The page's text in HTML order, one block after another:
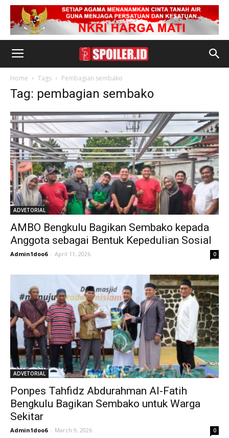
Home Tags Pembagian sembako
Tag: pembagian sembako
ADVETORIAL
AMBO Bengkulu Bagikan Sembako kepada
Anggota sebagai Bentuk Kepedulian Sosial
Admin1doo6 - April 11, 2026 0
ADVETORIAL
Ponpes Tahfidz Abdurahman Al-Fatih
Bengkulu Bagikan Sembako untuk Warga
Sekitar
Admin1doo6 - March 9, 2026 0